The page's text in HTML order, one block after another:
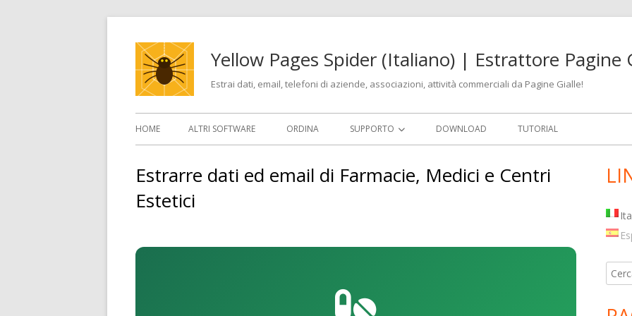
Yellow Pages Spider (Italiano) | Estrattore Pagine
Estrai dati, email, telefoni di aziende, associazioni, attività commerciali da Pagine Gialle!
Menu
HOME ALTRI SOFTWARE ORDINA SUPPORTO DOWNLOAD TUTORIAL
Estrarre dati ed email di Farmacie, Medici e Centri
Estetici
per: